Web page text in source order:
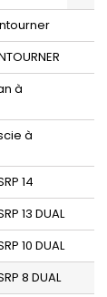
à
à
14
13 DUAL
10 DUAL
8 DUAL